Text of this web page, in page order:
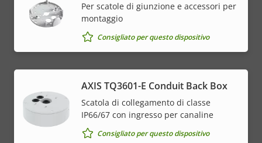
Per scatole di giunzione e accessori per
montaggio
Consigliato per questo dispositivo
AXIS TQ3601-E Conduit Back Box
Scatola di collegamento di classe
IP66/67 con ingresso per canaline
Consigliato per questo dispositivo